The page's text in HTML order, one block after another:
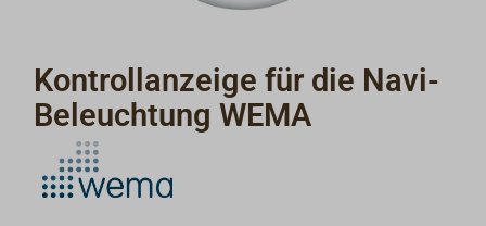
Kontrollanzeige für die Navi-
Beleuchtung WEMA